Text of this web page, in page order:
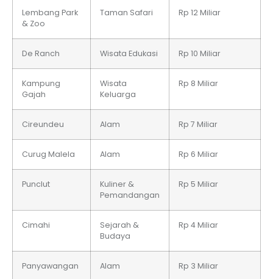
Lembang Park
& Zoo
Taman Safari Rp 12 Miliar
De Ranch Wisata Edukasi Rp 10 Miliar
Kampung
Gajah
Wisata
Keluarga
Rp 8 Miliar
Cireundeu Alam Rp 7 Miliar
Curug Malela Alam Rp 6 Miliar
Punclut
Kuliner &
Pemandangan
Rp 5 Miliar
Cimahi
Sejarah &
Budaya
Rp 4 Miliar
Panyawangan Alam Rp 3 Miliar